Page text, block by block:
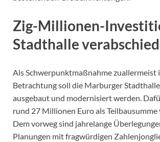
Zig-Millionen-
Stadthalle
Als Schwerpunktmaßnahme zuallermeist
Betrachtung soll die Marburger
ausgebaut und modernisiert werden.
rund 27 Millionen Euro als Teilbausumme
Dem vorweg sind jahrelange
Planungen mit fragwürdigen